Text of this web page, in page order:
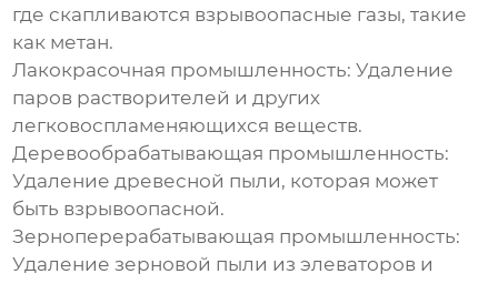
где скапливаются взрывоопасные газы, такие
как метан.
Лакокрасочная промышленность: Удаление
паров растворителей и других
легковоспламеняющихся веществ.
Деревообрабатывающая промышленность:
Удаление древесной пыли, которая может
быть взрывоопасной.
Зерноперерабатывающая промышленность:
Удаление зерновой пыли из элеваторов и